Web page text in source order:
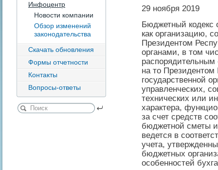
Инфоцентр
Новости компании
Обзор изменений
законодательства
Скачать обновления
Формы отчетности
Контакты
Вопросы-ответы
29 ноября 2019
Бюджетный кодекс
как организацию,
Президентом
органами, в том
на то Президентом
государственной
управленческих,
технических или
характера,
за счет средств
бюджетной сметы и
ведется в
учета,
бюджетных
особенностей